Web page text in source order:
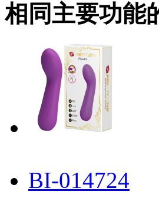
相同主要功能
BI-014724